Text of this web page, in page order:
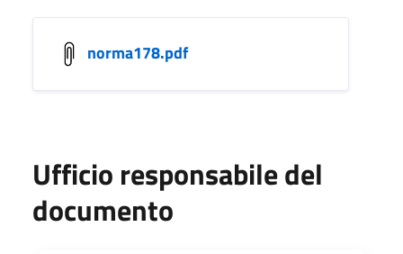
norma178.pdf
Ufficio responsabile del
documento